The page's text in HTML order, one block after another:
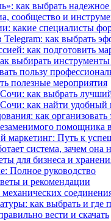
как выбрать
сообщество и
какие специалисты
как выбрать
как подготовить
выбирать инструменты
пользу
полезные мероприятия
как выбрать
как найти
как
помощника
маркетинг: Путь к
система, зачем
для бизнеса и
Полное руководство
и рекомендации
как выбрать и где
вести и скачать